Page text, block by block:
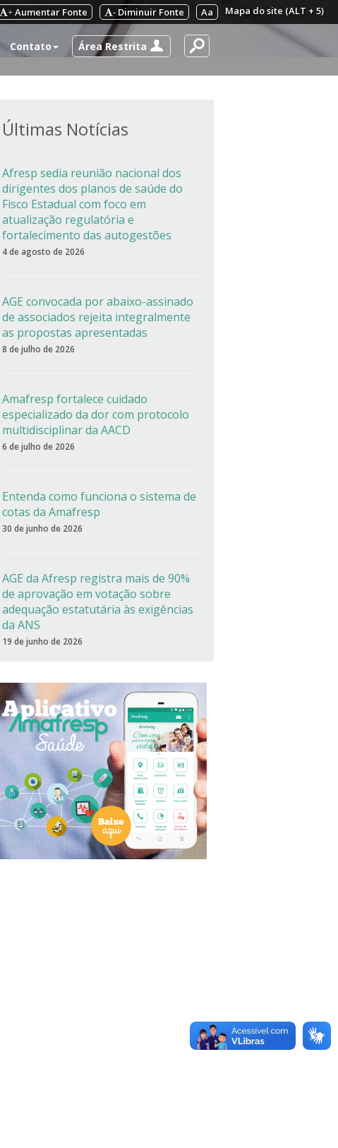
Mapa do site (ALT + 5)
Aa
- Diminuir Fonte
+ Aumentar Fonte
Contato Área Restrita
Últimas Notícias
Afresp sedia reunião nacional dos
dirigentes dos planos de saúde do
Fisco Estadual com foco em
atualização regulatória e
fortalecimento das autogestões
4 de agosto de 2026
AGE convocada por abaixo-assinado
de associados rejeita integralmente
as propostas apresentadas
8 de julho de 2026
Amafresp fortalece cuidado
especializado da dor com protocolo
multidisciplinar da AACD
6 de julho de 2026
Entenda como funciona o sistema de
cotas da Amafresp
30 de junho de 2026
AGE da Afresp registra mais de 90%
de aprovação em votação sobre
adequação estatutária às exigências
da ANS
19 de junho de 2026